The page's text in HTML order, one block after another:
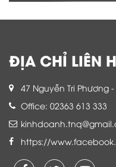
ĐỊA CHỈ LIÊN
47 Nguyễn Tri Phương
Office: 02363 613 333
https://